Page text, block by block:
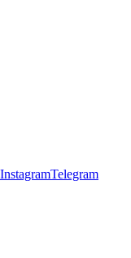
InstagramTelegram